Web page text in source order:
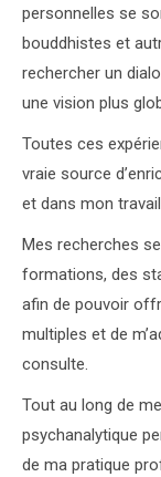
personnelles se
bouddhistes et
rechercher un
une vision plus
Toutes ces
vraie source
et dans mon
Mes recherches
formations, des
afin de pouvoir
multiples et de
consulte.
Tout au long de
psychanalytique
de ma pratique